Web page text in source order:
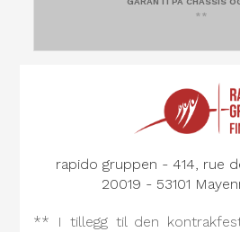
**
rapido gruppen - 414, rue
20019 - 53101
** I tillegg til den